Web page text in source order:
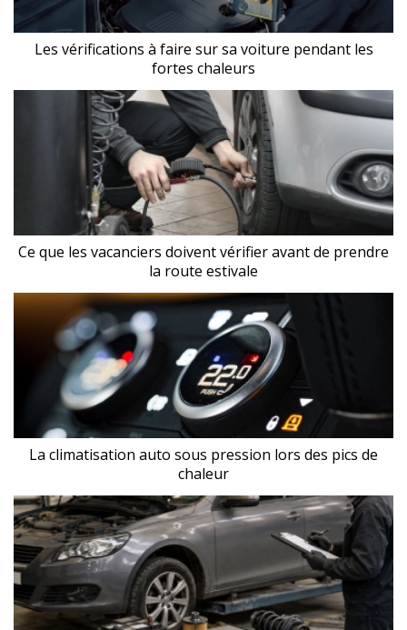
Les vérifications à faire sur sa voiture pendant les
fortes chaleurs
Ce que les vacanciers doivent vérifier avant de prendre
la route estivale
La climatisation auto sous pression lors des pics de
chaleur